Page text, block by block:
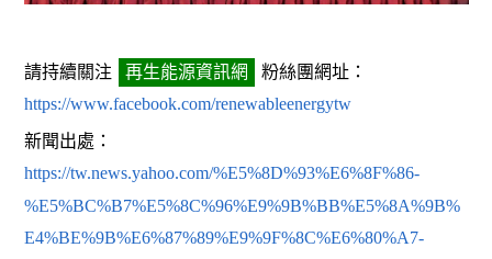
請持續關注 再生能源資訊網
粉絲團網址：
https://www.facebook.com/renewableenergytw
新聞出處：
https://tw.news.yahoo.com/%E5%8D%93%E6%8F%86-
%E5%BC%B7%E5%8C%96%E9%9B%BB%E5%8A%9B%
E4%BE%9B%E6%87%89%E9%9F%8C%E6%80%A7-